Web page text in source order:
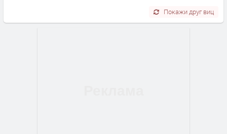
Покажи друг виц